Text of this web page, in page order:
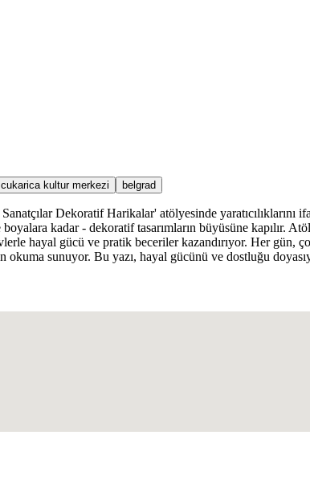
cukarica kultur merkezi belgrad
Dekoratif Harikalar' atölyesinde yaratıcılıklarını
kadar - dekoratif tasarımların büyüsüne kapılır.
hayal gücü ve pratik beceriler kazandırıyor. Her gün,
okuma sunuyor. Bu yazı, hayal gücünü ve dostluğu